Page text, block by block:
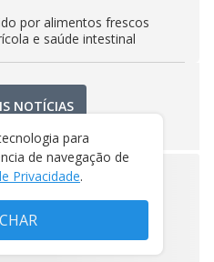
por alimentos frescos
e saúde intestinal
NOTÍCIAS
para
de navegação de
Privacidade.